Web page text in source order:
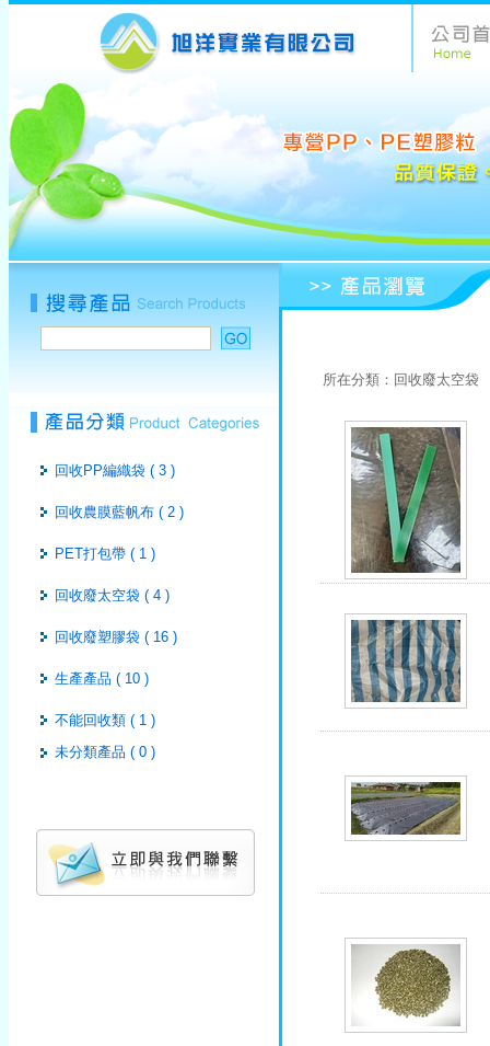
回收PP編織袋 ( 3 )
回收農膜藍帆布 ( 2 )
PET打包帶 ( 1 )
回收廢太空袋 ( 4 )
回收廢塑膠袋 ( 16 )
生產產品 ( 10 )
不能回收類 ( 1 )
未分類產品 ( 0 )
所在分類： 回收廢太空袋